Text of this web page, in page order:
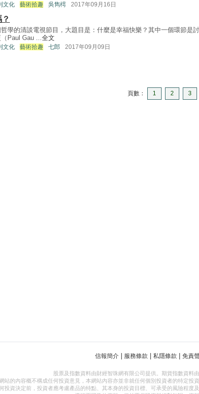
文化 藝術拾趣 吳雋樗 2017年09月16日
學的清談電視節目，大題目是：什麼是幸福快樂？其中一個環節是
Paul Gau ...全文
文化 藝術拾趣 七郎 2017年09月09日
頁數： 1 2 3
信報簡介 服務條款 私隱條款 免責
股票及指數資料由財經智珠網有限公司提供。期貨指數資料
站的內容概不構成任何投資意見，本網站內容亦並非就任何個別投資者的特定
投資決定前，投資者應考慮產品的特點、其本身的投資目標、可承受的風險程